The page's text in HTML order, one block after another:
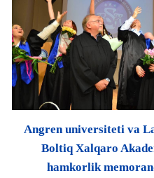
Angren universiteti va
Boltiq Xalqaro
hamkorlik